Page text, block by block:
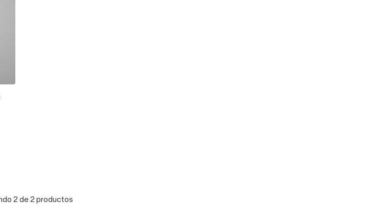
2 de 2 productos